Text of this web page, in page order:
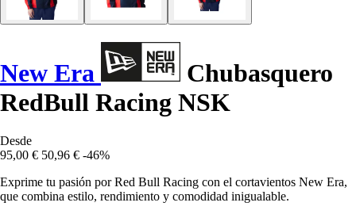
New Era
Chubasquero
RedBull Racing NSK
Desde
95,00 € 50,96 € -46%
Exprime tu pasión por Red Bull Racing con el cortavientos New Era,
que combina estilo, rendimiento y comodidad inigualable.